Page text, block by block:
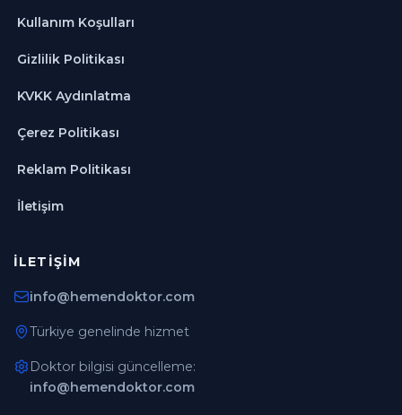
Kullanım Koşulları
Gizlilik Politikası
KVKK Aydınlatma
Çerez Politikası
Reklam Politikası
İletişim
İLETIŞIM
info@hemendoktor.com
Türkiye genelinde hizmet
Doktor bilgisi güncelleme:
info@hemendoktor.com